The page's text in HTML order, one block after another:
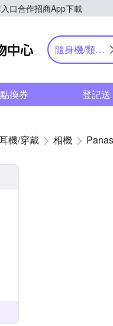
口合作招商App下載
Yahoo購物中心
隨身機/類單
點換券 登記送
機/穿戴 相機